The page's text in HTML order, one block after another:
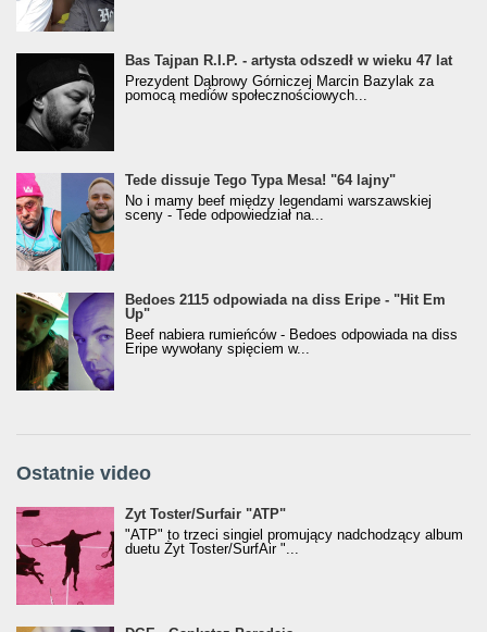
Bas Tajpan R.I.P. - artysta odszedł w wieku 47 lat
Prezydent Dąbrowy Górniczej Marcin Bazylak za
pomocą mediów społecznościowych...
Tede dissuje Tego Typa Mesa! "64 lajny"
No i mamy beef między legendami warszawskiej
sceny - Tede odpowiedział na...
Bedoes 2115 odpowiada na diss Eripe - "Hit Em
Up"
Beef nabiera rumieńców - Bedoes odpowiada na diss
Eripe wywołany spięciem w...
Ostatnie video
Żyt Toster/SurfAir - ATP VIDEO
Żyt Toster/Surfair "ATP"
"ATP" to trzeci singiel promujący nadchodzący album
duetu Żyt Toster/SurfAir "...